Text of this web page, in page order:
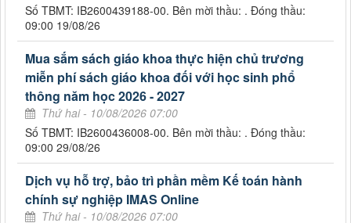
Số TBMT: IB2600439188-00. Bên mời thầu: . Đóng thầu:
09:00 19/08/26
Mua sắm sách giáo khoa thực hiện chủ trương
miễn phí sách giáo khoa đối với học sinh phổ
thông năm học 2026 - 2027
Thứ hai - 10/08/2026 07:00
Số TBMT: IB2600436008-00. Bên mời thầu: . Đóng thầu:
09:00 29/08/26
Dịch vụ hỗ trợ, bảo trì phần mềm Kế toán hành
chính sự nghiệp IMAS Online
Thứ hai - 10/08/2026 07:00